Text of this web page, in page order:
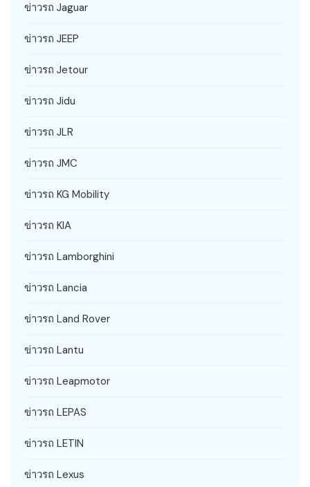
ข่าวรถ Jaguar
ข่าวรถ JEEP
ข่าวรถ Jetour
ข่าวรถ Jidu
ข่าวรถ JLR
ข่าวรถ JMC
ข่าวรถ KG Mobility
ข่าวรถ KIA
ข่าวรถ Lamborghini
ข่าวรถ Lancia
ข่าวรถ Land Rover
ข่าวรถ Lantu
ข่าวรถ Leapmotor
ข่าวรถ LEPAS
ข่าวรถ LETIN
ข่าวรถ Lexus